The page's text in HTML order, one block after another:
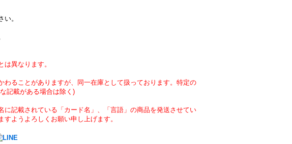
い。
異なります。
ることがありますが、同一在庫として扱っております。特定の
記載がある場合は除く)
記載されている「カード名」、「言語」の商品を発送させてい
ようよろしくお願い申し上げます。